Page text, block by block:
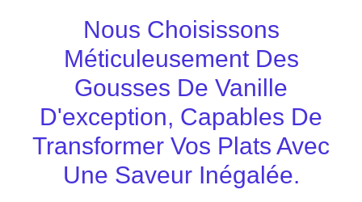
Nous Choisissons
Méticuleusement Des
Gousses De Vanille
D'exception, Capables De
Transformer Vos Plats Avec
Une Saveur Inégalée.